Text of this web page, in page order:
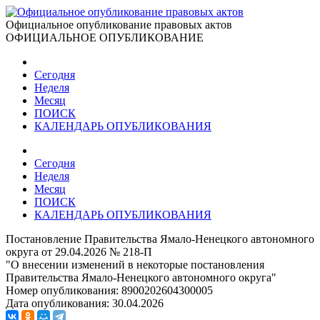
Официальное опубликование правовых актов
ОФИЦИАЛЬНОЕ ОПУБЛИКОВАНИЕ
Сегодня
Неделя
Месяц
ПОИСК
КАЛЕНДАРЬ ОПУБЛИКОВАНИЯ
Сегодня
Неделя
Месяц
ПОИСК
КАЛЕНДАРЬ ОПУБЛИКОВАНИЯ
Постановление Правительства Ямало-Ненецкого автономного
округа от 29.04.2026 № 218-П
"О внесении изменений в некоторые постановления
Правительства Ямало-Ненецкого автономного округа"
Номер опубликования: 8900202604300005
Дата опубликования: 30.04.2026